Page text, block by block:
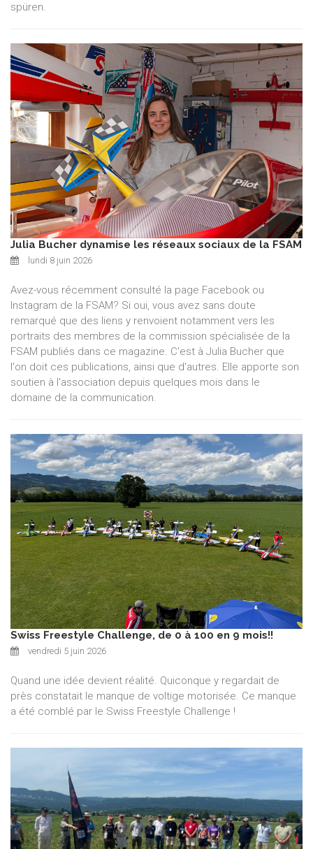
spüren.
Julia Bucher dynamise les réseaux sociaux de la FSAM
lundi 8 juin 2026
Avez-vous récemment consulté la page Facebook ou
Instagram de la FSAM? Si oui, vous avez sans doute
remarqué que des liens y renvoient notamment vers les
portraits des membres de la commission spécialisée de la
FSAM publiés dans ce magazine. C'est à Julia Bucher que
l'on doit ces publications, ainsi que d'autres. Elle apporte son
soutien à l'association depuis quelques mois dans le
domaine de la communication.
Swiss Freestyle Challenge, de 0 à 100 en 9 mois!!
vendredi 5 juin 2026
Quand une idée devient réalité. Quiconque y regardait de
près constatait le manque de voltige motorisée. Ce manque
a été comblé par le Swiss Freestyle Challenge !